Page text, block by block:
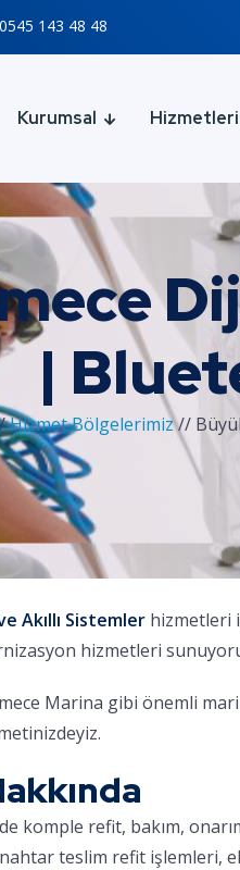
0545 143 48 48
Kurumsal
|
Hizmet Bölgelerimiz//
Akıllı Sistemler hizmetleri
hizmetleri
Marina gibi önemli
komple refit, bakım,
teslim refit işlemleri,